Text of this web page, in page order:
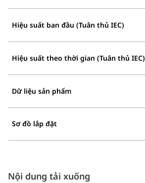
Hiệu suất ban đầu (Tuân thủ IEC)
Hiệu suất theo thời gian (Tuân thủ IEC)
Dữ liệu sản phẩm
Sơ đồ lắp đặt
Nội dung tải xuống